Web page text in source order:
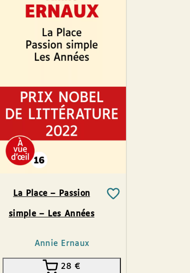
La Place – Passion
simple – Les Années
Annie Ernaux
28€